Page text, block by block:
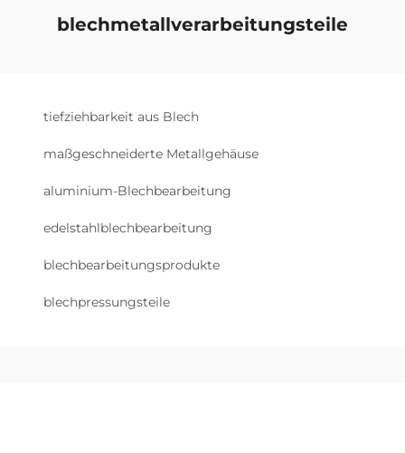
blechmetallverarbeitungsteile
tiefziehbarkeit aus Blech
maßgeschneiderte Metallgehäuse
aluminium-Blechbearbeitung
edelstahlblechbearbeitung
blechbearbeitungsprodukte
blechpressungsteile